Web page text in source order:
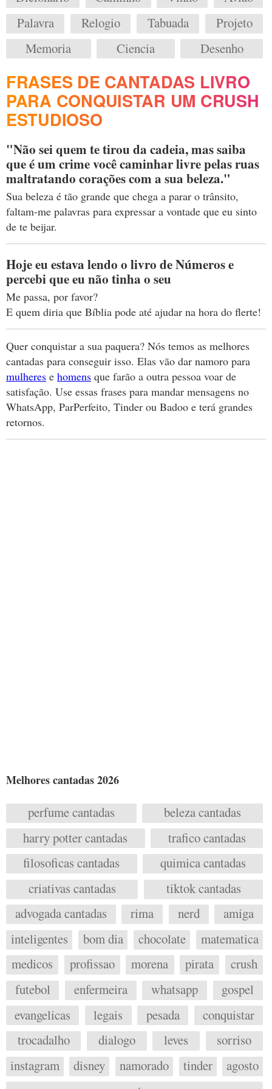
Palavra
Relogio Tabuada
Projeto
Memoria
Ciencia Desenho
FRASES DE CANTADAS LIVRO
PARA CONQUISTAR UM CRUSH
ESTUDIOSO
"Não sei quem te tirou da cadeia, mas saiba
que é um crime você caminhar livre pelas ruas
maltratando corações com a sua beleza."
Sua beleza é tão grande que chega a parar o trânsito,
faltam-me palavras para expressar a vontade que eu sinto
de te beijar.
Hoje eu estava lendo o livro de Números e
percebi que eu não tinha o seu
Me passa, por favor?
E quem diria que Bíblia pode até ajudar na hora do flerte!
Quer conquistar a sua paquera? Nós temos as melhores
cantadas para conseguir isso. Elas vão dar namoro para
mulheres e homens que farão a outra pessoa voar de
satisfação. Use essas frases para mandar mensagens no
WhatsApp, ParPerfeito, Tinder ou Badoo e terá grandes
retornos.
Melhores cantadas 2026
perfume cantadas
beleza cantadas
harry potter cantadas
trafico cantadas
filosoficas cantadas
quimica cantadas
criativas cantadas
tiktok cantadas
advogada cantadas
rima nerd
amiga
inteligentes
bom dia chocolate
matematica
medicos
profissao morena pirata
crush
futebol
enfermeira whatsapp
gospel
evangelicas
legais pesada
conquistar
trocadalho
dialogo leves
sorriso
instagram
disney namorado tinder
agosto